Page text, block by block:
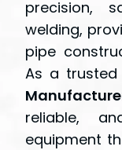
precision,
welding,
pipe
As a trusted
reliable,
equipment